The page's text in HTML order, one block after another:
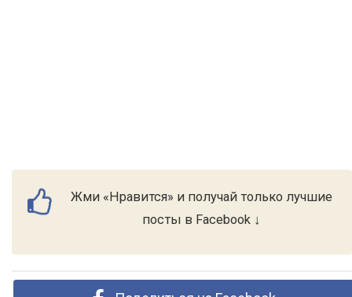
Жми «Нравится» и получай только лучшие
посты в Facebook ↓